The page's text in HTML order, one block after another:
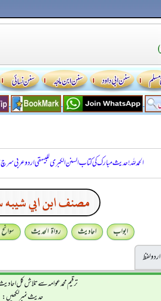
الحمدللہ! حدیث مبارک کی کتاب السنن الكبرى للبيهقي اردو
مصنف ابن ابي
ابواب احادیث رواۃ الحدیث
اردو لفظ
ترقیم محمدعوامہ سے تلاش کل احادیث
حدیث نمبر لکھیں: